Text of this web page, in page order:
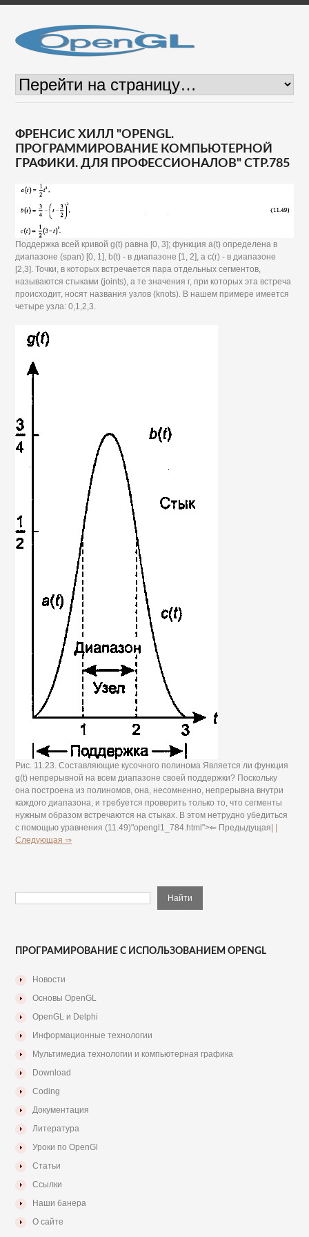
ФРЕНСИС ХИЛЛ "OPENGL.
ПРОГРАММИРОВАНИЕ КОМПЬЮТЕРНОЙ
ГРАФИКИ. ДЛЯ ПРОФЕССИОНАЛОВ" СТР.785
Поддержка всей кривой g(t) равна [0, 3]; функция a(t) определена в
диапазоне (span) [0, 1], b(t) - в диапазоне [1, 2], а с(г) - в диапазоне
[2,3]. Точки, в которых встречается пара отдельных сегментов,
называются стыками (joints), а те значения г, при которых эта встреча
происходит, носят названия узлов (knots). В нашем примере имеется
четыре узла: 0,1,2,3.
Рис. 11.23. Составляющие кусочного полинома Является ли функция
g(t) непрерывной на всем диапазоне своей поддержки? Поскольку
она построена из полиномов, она, несомненно, непрерывна внутри
каждого диапазона, и требуется проверить только то, что сегменты
нужным образом встречаются на стыках. В этом нетрудно убедиться
с помощью уравнения (11.49)"opengl1_784.html">⇐ Предыдущая| |
Следующая ⇒
ПРОГРАМИРОВАНИЕ С ИСПОЛЬЗОВАНИЕМ OPENGL
Новости
Основы OpenGL
OpenGL и Delphi
Информационные технологии
Мультимедиа технологии и компьютерная графика
Download
Coding
Документация
Литература
Уроки по OpenGl
Статьи
Ссылки
Наши банера
О сайте